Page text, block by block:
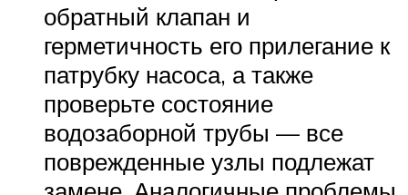
обратный клапан и
герметичность его прилегание к
патрубку насоса, а также
проверьте состояние
водозаборной трубы — все
поврежденные узлы подлежат